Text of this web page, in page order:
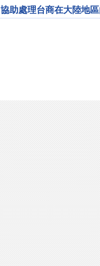
協助處理台商在大陸地